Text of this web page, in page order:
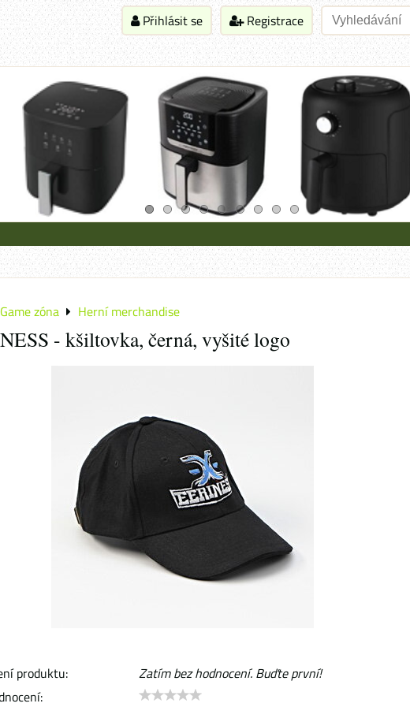
Přihlásit se Registrace
Game zóna Herní merchandise
- kšiltovka, černá, vyšité logo
produktu:
Zatím bez hodnocení. Buďte první!